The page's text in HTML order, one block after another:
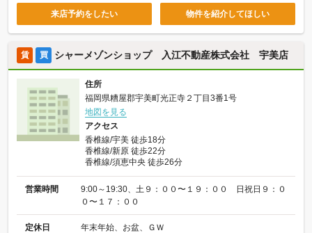
来店予約をしたい 物件を紹介してほしい
賃 買 シャーメゾンショップ 入江不動産株式会社 宇美店
住所
福岡県糟屋郡宇美町光正寺２丁目3番1号
地図を見る
アクセス
香椎線/宇美 徒歩18分
香椎線/新原 徒歩22分
香椎線/須恵中央 徒歩26分
営業時間
9:00～19:30、土９：００〜１９：００ 日祝日９：０
０〜１７：００
定休日 年末年始、お盆、ＧＷ